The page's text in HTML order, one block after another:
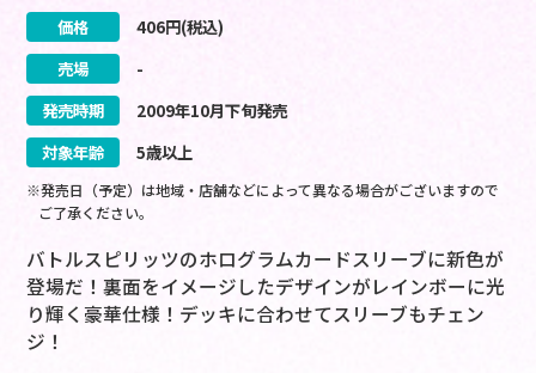
価格 406円(税込)
売場
-
発売時期
2009年10月下旬発売
対象年齢
5歳以上
※発売日（予定）は地域・店舗などによって異なる場合がございますので
ご了承ください。
バトルスピリッツのホログラムカードスリーブに新色が
登場だ！裏面をイメージしたデザインがレインボーに光
り輝く豪華仕様！デッキに合わせてスリーブもチェン
ジ！